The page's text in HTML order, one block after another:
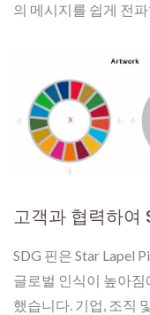
의 메시지를 쉽게 전
고객과 협력하여
SDG 핀은 Star Lapel
글로벌 인식이 높아
했습니다. 기업, 조직